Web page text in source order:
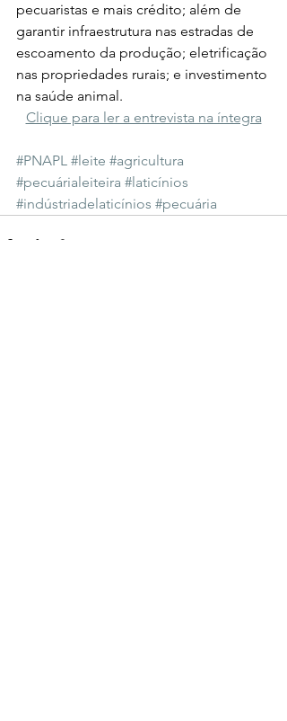
pecuaristas e mais crédito; além de
garantir infraestrutura nas estradas de
escoamento da produção; eletrificação
nas propriedades rurais; e investimento
na saúde animal.
Clique para ler a entrevista na íntegra
#PNAPL #leite #agricultura
#pecuárialeiteira #laticínios
#indústriadelaticínios #pecuária